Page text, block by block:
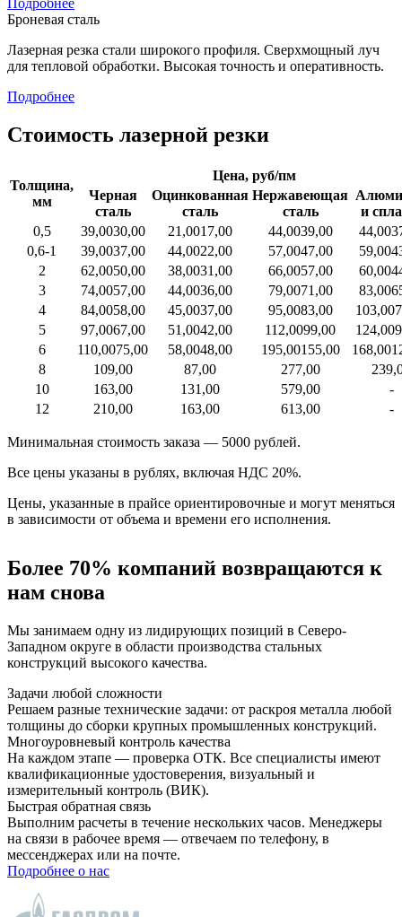
Подробнее
Броневая сталь
Лазерная резка стали широкого профиля. Сверхмощный луч
для тепловой обработки. Высокая точность и оперативность.
Подробнее
Стоимость лазерной резки
Толщина,
мм
Цена, руб/пм
Черная
сталь
Оцинкованная
сталь
Нержавеющая
сталь
и
0,5
39,0030,00 21,0017,00 44,0039,00 44,00
0,6-1
39,0037,00 44,0022,00 57,0047,00 59,00
2
62,0050,00 38,0031,00 66,0057,00 60,00
3
74,0057,00 44,0036,00 79,0071,00 83,00
4
84,0058,00 45,0037,00 95,0083,00 103,00
5
97,0067,00 51,0042,00 112,0099,00 124,00
6
110,0075,00 58,0048,00 195,00155,00 168,00
8
109,00 87,00 277,00
10
163,00 131,00 579,00
-
12
210,00 163,00 613,00 -
Минимальная стоимость заказа — 5000 рублей.
Все цены указаны в рублях, включая НДС 20%.
Цены, указанные в прайсе ориентировочные и могут меняться
в зависимости от объема и времени его исполнения.
Более 70% компаний возвращаются к
нам снова
Мы занимаем одну из лидирующих позиций в Северо-
Западном округе в области производства стальных
конструкций высокого качества.
Задачи любой сложности
Решаем разные технические задачи: от раскроя металла любой
толщины до сборки крупных промышленных конструкций.
Многоуровневый контроль качества
На каждом этапе — проверка ОТК. Все специалисты имеют
квалификационные удостоверения, визуальный и
измерительный контроль (ВИК).
Быстрая обратная связь
Выполним расчеты в течение нескольких часов. Менеджеры
на связи в рабочее время — отвечаем по телефону, в
мессенджерах или на почте.
Подробнее о нас